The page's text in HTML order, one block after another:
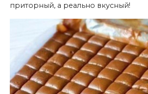
приторный, а реально вкусный!